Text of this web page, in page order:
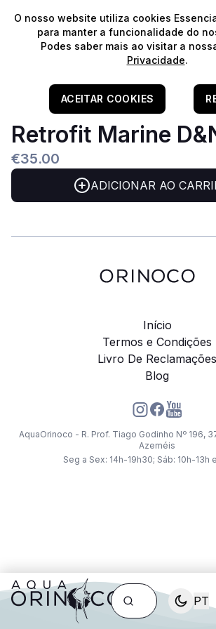
⭐️ Envios Gratuitos para encomendas
PT
Iluminação/Luminárias LED/ Água
AquaEL LEDDY
Retrofit Marine
€35.00
ADICIONAR AO
Início
Termos e Condições
Livro De Reclamações
Blog
AquaOrinoco - R. Prof. Tiago Godinho Nº 196,
Azeméis
Seg a Sex: 14h-19h30; Sáb: 10h-13h
O nosso website utiliza cookies
para manter a funcionalidade do
Podes saber mais ao visitar a
Privacidade.
ACEITAR COOKIES